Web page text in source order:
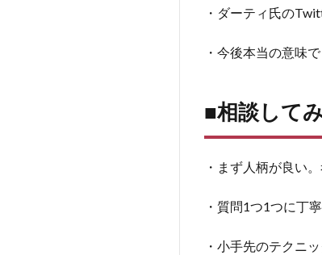
に
来
理
2
■相
談
て
た
想
・ダーティ氏の
・今後本当の意味
■相談して
・まず人柄が良い
・質問1つ1つに丁
・小手先のテクニ